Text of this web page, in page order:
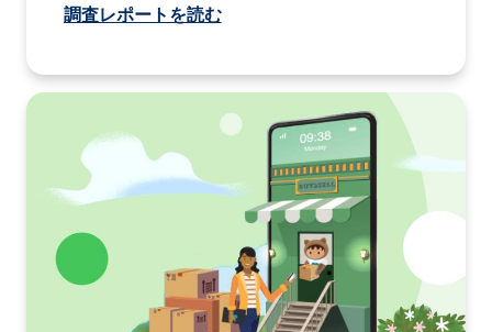
調査レポートを読む